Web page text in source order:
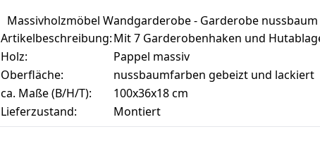
Massivholzmöbel Wandgarderobe - Garderobe nussbaum
Artikelbeschreibung:Mit 7 Garderobenhaken und
Holz:
Pappel massiv
Oberfläche:
nussbaumfarben gebeizt und lackiert
ca. Maße (B/H/T):
100x36x18 cm
Lieferzustand:
Montiert